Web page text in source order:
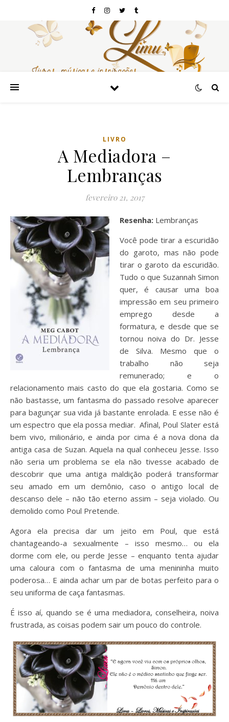
LIVRO
A Mediadora –
Lembranças
fevereiro 21, 2017
Resenha: Lembranças
Você pode tirar a escuridão
do garoto, mas não pode
tirar o garoto da escuridão.
Tudo o que Suzannah Simon
quer, é causar uma boa
impressão em seu primeiro
emprego desde a
formatura, e desde que se
tornou noiva do Dr. Jesse
de Silva. Mesmo que o
trabalho não seja
remunerado; e o
relacionamento mais casto do que ela gostaria. Como se
não bastasse, um fantasma do passado resolve aparecer
para bagunçar sua vida já bastante enrolada. E esse não é
um espectro que ela possa mediar. Afinal, Poul Slater está
bem vivo, milionário, e ainda por cima é a nova dona da
antiga casa de Suzan. Aquela na qual conheceu Jesse. Isso
não seria um problema se ela não tivesse acabado de
descobrir que uma antiga maldição poderá transformar
seu amado em um demônio, caso o antigo local de
descanso dele – não tão eterno assim – seja violado. Ou
demolido como Poul Pretende.
Agora ela precisa dar um jeito em Poul, que está
chantageando-a sexualmente – isso mesmo… ou ela
dorme com ele, ou perde Jesse – enquanto tenta ajudar
uma caloura com o fantasma de uma menininha muito
poderosa… E ainda achar um par de botas perfeito para o
seu uniforma de caça fantasmas.
É isso aí, quando se é uma mediadora, conselheira, noiva
frustrada, as coisas podem sair um pouco do controle.